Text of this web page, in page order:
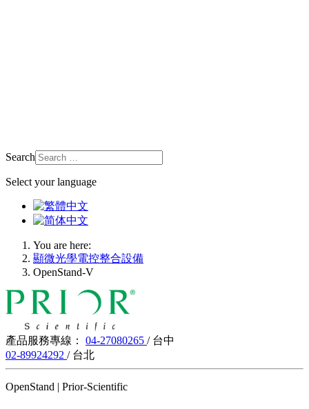
Search
Select your language
You are here:
顯微光學電控整合設備
OpenStand-V
產品服務專線： 04-27080265 / 台中
02-89924292 / 台北
OpenStand | Prior-Scientific